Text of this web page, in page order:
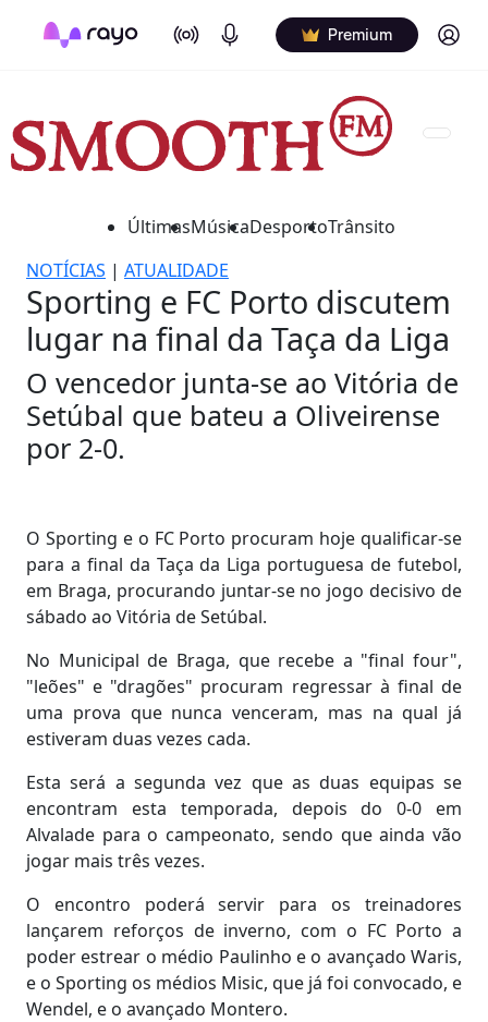
On Air Podcasts Premium Log in
ÚltimasMúsicaDesportoTrânsito
NOTÍCIAS | ATUALIDADE
Sporting e FC Porto discutem
lugar na final da Taça da Liga
O vencedor junta-se ao Vitória de
Setúbal que bateu a Oliveirense
por 2-0.
O Sporting e o FC Porto procuram hoje qualificar-se
para a final da Taça da Liga portuguesa de futebol,
em Braga, procurando juntar-se no jogo decisivo de
sábado ao Vitória de Setúbal.
No Municipal de Braga, que recebe a "final four",
"leões" e "dragões" procuram regressar à final de
uma prova que nunca venceram, mas na qual já
estiveram duas vezes cada.
Esta será a segunda vez que as duas equipas se
encontram esta temporada, depois do 0-0 em
Alvalade para o campeonato, sendo que ainda vão
jogar mais três vezes.
O encontro poderá servir para os treinadores
lançarem reforços de inverno, com o FC Porto a
poder estrear o médio Paulinho e o avançado Waris,
e o Sporting os médios Misic, que já foi convocado, e
Wendel, e o avançado Montero.